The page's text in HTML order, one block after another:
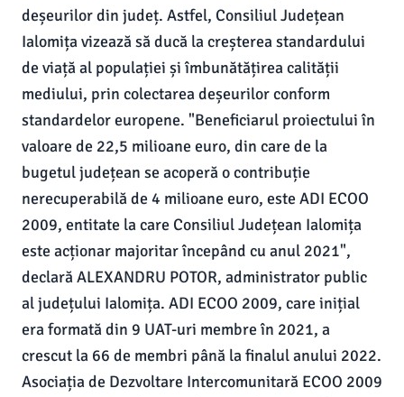
deșeurilor din județ. Astfel, Consiliul Județean
Ialomița vizează să ducă la creșterea standardului
de viață al populației și îmbunătățirea calității
mediului, prin colectarea deșeurilor conform
standardelor europene. "Beneficiarul proiectului în
valoare de 22,5 milioane euro, din care de la
bugetul județean se acoperă o contribuție
nerecuperabilă de 4 milioane euro, este ADI ECOO
2009, entitate la care Consiliul Județean Ialomița
este acționar majoritar începând cu anul 2021",
declară ALEXANDRU POTOR, administrator public
al județului Ialomița. ADI ECOO 2009, care inițial
era formată din 9 UAT-uri membre în 2021, a
crescut la 66 de membri până la finalul anului 2022.
Asociația de Dezvoltare Intercomunitară ECOO 2009